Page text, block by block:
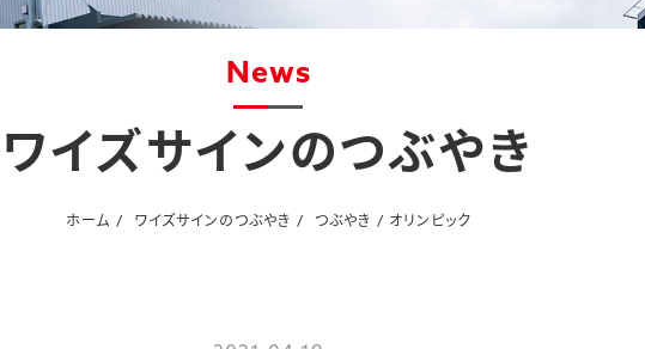
news
ワイズサインのつぶやき
ホーム ワイズサインのつぶやき つぶやき オリンピック